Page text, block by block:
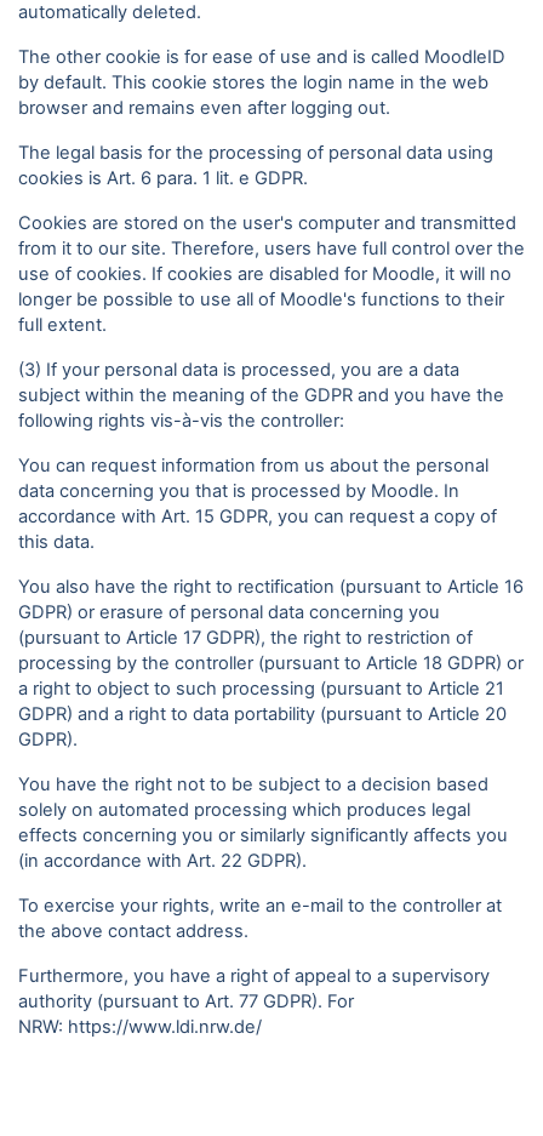
automatically deleted.
The other cookie is for ease of use and is called MoodleID
by default. This cookie stores the login name in the web
browser and remains even after logging out.
The legal basis for the processing of personal data using
cookies is Art. 6 para. 1 lit. e GDPR.
Cookies are stored on the user's computer and transmitted
from it to our site. Therefore, users have full control over the
use of cookies. If cookies are disabled for Moodle, it will no
longer be possible to use all of Moodle's functions to their
full extent.
(3) If your personal data is processed, you are a data
subject within the meaning of the GDPR and you have the
following rights vis-à-vis the controller:
You can request information from us about the personal
data concerning you that is processed by Moodle. In
accordance with Art. 15 GDPR, you can request a copy of
this data.
You also have the right to rectification (pursuant to Article 16
GDPR) or erasure of personal data concerning you
(pursuant to Article 17 GDPR), the right to restriction of
processing by the controller (pursuant to Article 18 GDPR) or
a right to object to such processing (pursuant to Article 21
GDPR) and a right to data portability (pursuant to Article 20
GDPR).
You have the right not to be subject to a decision based
solely on automated processing which produces legal
effects concerning you or similarly significantly affects you
(in accordance with Art. 22 GDPR).
To exercise your rights, write an e-mail to the controller at
the above contact address.
Furthermore, you have a right of appeal to a supervisory
authority (pursuant to Art. 77 GDPR). For
NRW: https://www.ldi.nrw.de/